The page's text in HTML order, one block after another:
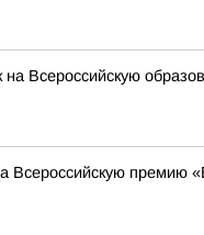
на Всероссийскую
Всероссийскую премию